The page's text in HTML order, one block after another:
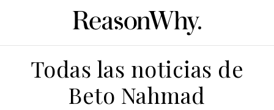
Todas las noticias de
Beto Nahmad